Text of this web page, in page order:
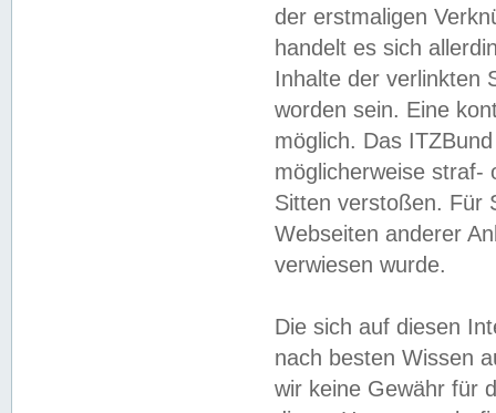
der erstmaligen
handelt es sich
Inhalte der verlinkten
worden sein. Eine
möglich. Das
möglicherweise straf-
Sitten verstoßen. Für
Webseiten anderer
verwiesen wurde.
Die sich auf diesen
nach besten Wissen
wir keine Gewähr für